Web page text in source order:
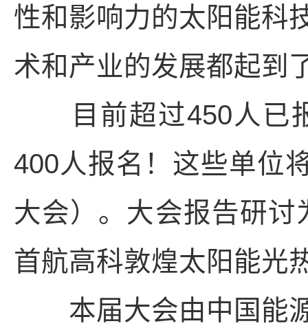
性和影响力的太阳能科
术和产业的发展都起到
目前超过450人已报
400人报名！这些单位
大会）。大会报告研
首航高科敦煌太阳能光
本届大会由中国能源